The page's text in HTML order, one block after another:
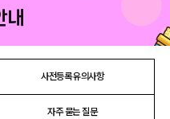
내
사전등록 유의사항
자주 묻는 질문